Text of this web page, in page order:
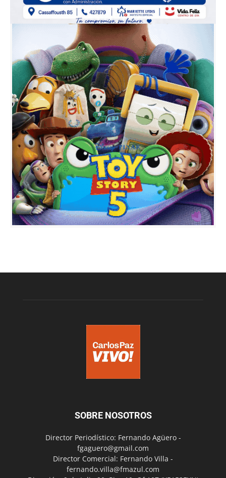
SOBRE NOSOTROS
Director Periodístico: Fernando Agüero -
fgaguero@gmail.com
Director Comercial: Fernando Villa -
fernando.villa@fmazul.com